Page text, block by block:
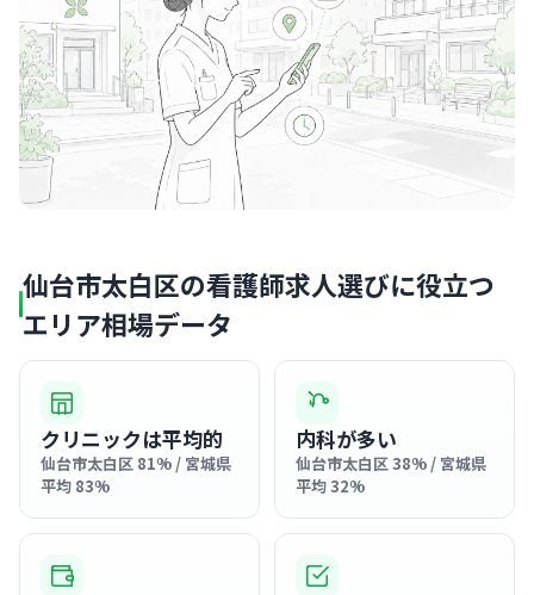
仙台市太白区の看護師求人選びに役立つ
エリア相場データ
クリニックは平均的
仙台市太白区 81% / 宮城県
平均 83%
内科が多い
仙台市太白区 38% / 宮城県
平均 32%